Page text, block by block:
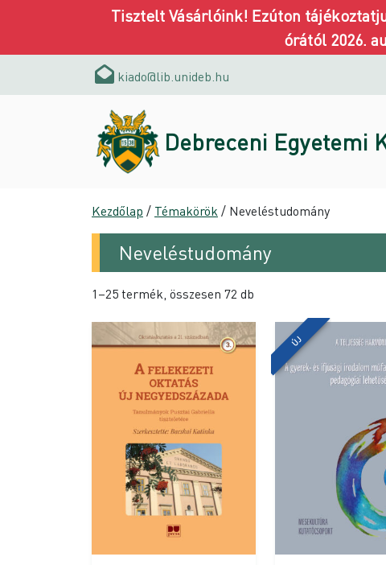
Tisztelt Vásárlóink! Ezúton
órától 2026.
kiado@lib.unideb.hu
Debreceni Egyetemi
Kezdőlap / Témakörök / Neveléstudomány
Neveléstudomány
1–25 termék, összesen 72 db
ÚJ